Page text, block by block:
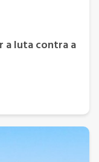
a luta contra a